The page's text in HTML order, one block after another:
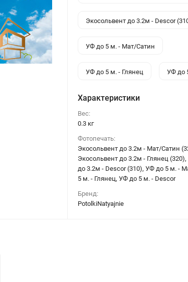
Экосольвент до 3.2м - Descor
УФ до 5 м. - Мат/Сатин
УФ до 5 м. - Глянец УФ до
Характеристики
Вес:
0.3 кг
Фотопечать:
Экосольвент до 3.2м - Мат/Сатин
Экосольвент до 3.2м - Глянец
до 3.2м - Descor (310), УФ до 5 м. -
5 м. - Глянец, УФ до 5 м. - Descor
Бренд:
PotolkiNatyajnie